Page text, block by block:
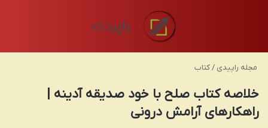
مجله راپیدی /کتاب
خلاصه کتاب صلح با خود صدیقه آدینه |
راهکارهای آرامش درونی